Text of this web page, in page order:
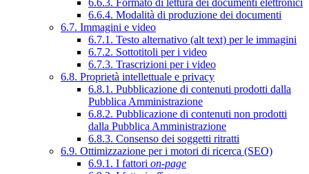
6.6.4. Modalità di produzione dei documenti
6.7. Immagini e video
6.7.1. Testo alternativo (alt text) per le immagini
6.7.2. Sottotitoli per i video
6.7.3. Trascrizioni per i video
6.8. Proprietà intellettuale e privacy
6.8.1. Pubblicazione di contenuti prodotti dalla
Pubblica Amministrazione
6.8.2. Pubblicazione di contenuti non prodotti
dalla Pubblica Amministrazione
6.8.3. Consenso dei soggetti ritratti
6.9. Ottimizzazione per i motori di ricerca (SEO)
6.9.1. I fattori on-page